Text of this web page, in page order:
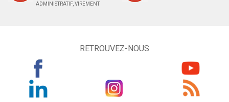
ADMINISTRATIF, VIREMENT
RETROUVEZ-NOUS